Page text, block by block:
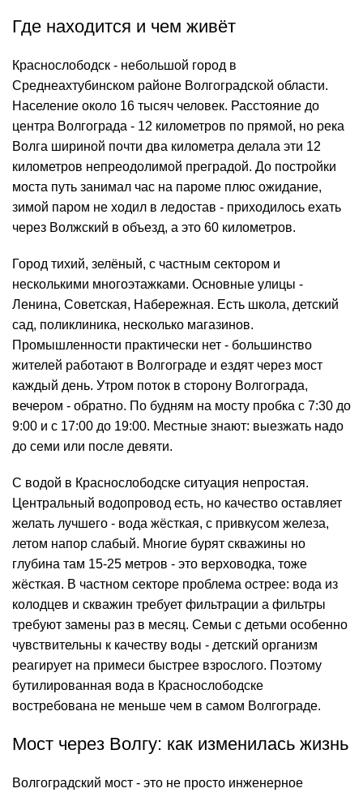
Где находится и чем живёт
Краснослободск - небольшой город в
Среднеахтубинском районе Волгоградской области.
Население около 16 тысяч человек. Расстояние до
центра Волгограда - 12 километров по прямой, но река
Волга шириной почти два километра делала эти 12
километров непреодолимой преградой. До постройки
моста путь занимал час на пароме плюс ожидание,
зимой паром не ходил в ледостав - приходилось ехать
через Волжский в объезд, а это 60 километров.
Город тихий, зелёный, с частным сектором и
несколькими многоэтажками. Основные улицы -
Ленина, Советская, Набережная. Есть школа, детский
сад, поликлиника, несколько магазинов.
Промышленности практически нет - большинство
жителей работают в Волгограде и ездят через мост
каждый день. Утром поток в сторону Волгограда,
вечером - обратно. По будням на мосту пробка с 7:30 до
9:00 и с 17:00 до 19:00. Местные знают: выезжать надо
до семи или после девяти.
С водой в Краснослободске ситуация непростая.
Центральный водопровод есть, но качество оставляет
желать лучшего - вода жёсткая, с привкусом железа,
летом напор слабый. Многие бурят скважины но
глубина там 15-25 метров - это верховодка, тоже
жёсткая. В частном секторе проблема острее: вода из
колодцев и скважин требует фильтрации а фильтры
требуют замены раз в месяц. Семьи с детьми особенно
чувствительны к качеству воды - детский организм
реагирует на примеси быстрее взрослого. Поэтому
бутилированная вода в Краснослободске
востребована не меньше чем в самом Волгограде.
Мост через Волгу: как изменилась жизнь
Волгоградский мост - это не просто инженерное